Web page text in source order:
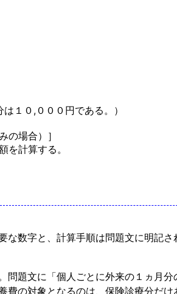
１０,０００円である。）
の場合）］
を計算する。
数字と、計算手順は問題文に明記さ
問題文に「個人ごとに外来の１ヵ月分
の対象となるのは、保険診療分だけ